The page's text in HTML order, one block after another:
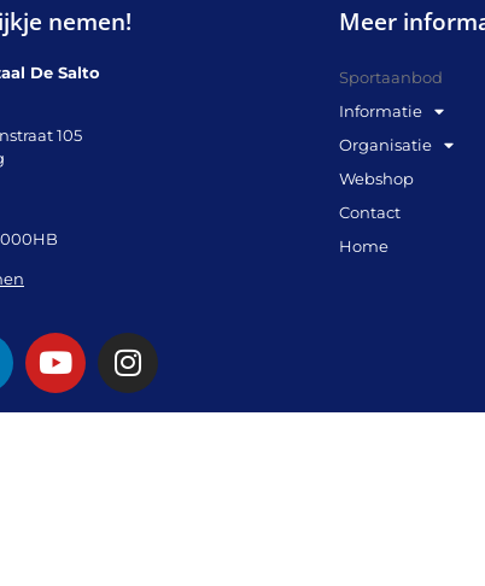
nemen!
De Salto
105
Meer
Sportaanbod
Informatie
Organisatie
Webshop
Contact
Home